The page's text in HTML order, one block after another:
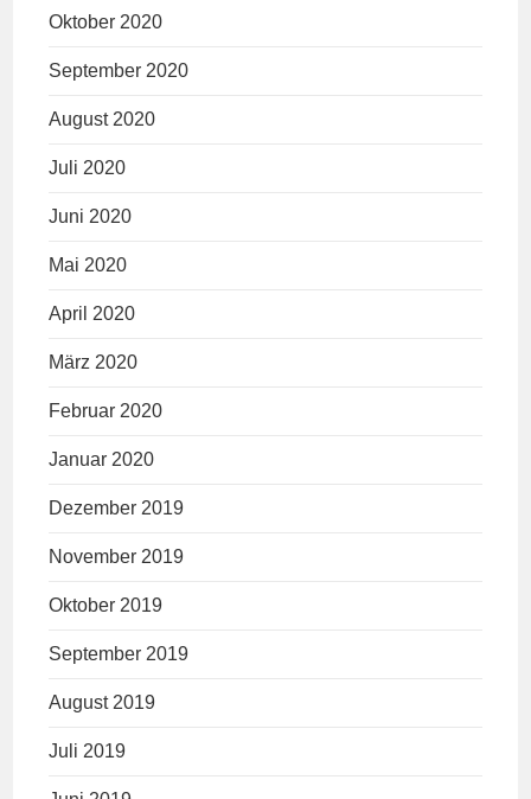
Oktober 2020
September 2020
August 2020
Juli 2020
Juni 2020
Mai 2020
April 2020
März 2020
Februar 2020
Januar 2020
Dezember 2019
November 2019
Oktober 2019
September 2019
August 2019
Juli 2019